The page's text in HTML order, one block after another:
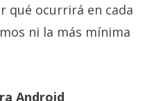
qué ocurrirá en cada
ni la más mínima
Android